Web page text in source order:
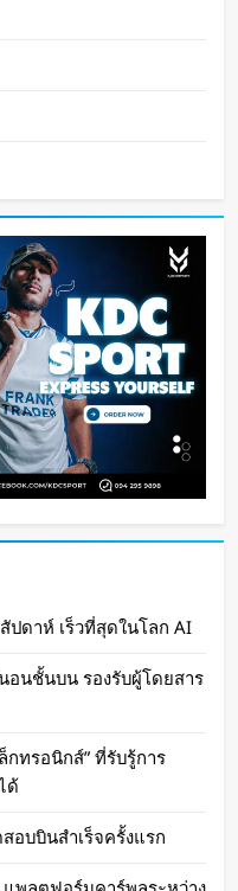
นและค่าทางด่วน
อเตอร์เข้าแอป
ปดาห์ เร็วที่สุดในโลก AI
อนชั้นบน รองรับผู้โดยสาร
กทรอนิกส์” ที่รับรู้การ
ด้
อบบินสำเร็จครั้งแรก